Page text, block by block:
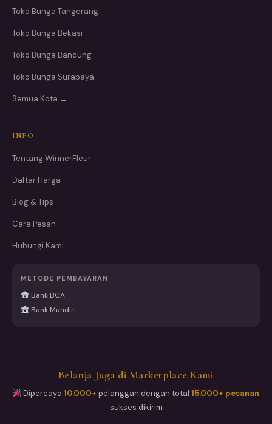
Toko Bunga Tangerang
Toko Bunga Bekasi
Toko Bunga Bandung
Toko Bunga Surabaya
Semua Kota →
INFO
Tentang WinnerFleur
Daftar Harga
Blog & Tips
Cara Pesan
Hubungi Kami
METODE PEMBAYARAN
Bank BCA
Bank Mandiri
Belanja Juga di Marketplace Kami
Dipercaya10.000+ pelanggan dengan total15.000+ pesanan
sukses dikirim